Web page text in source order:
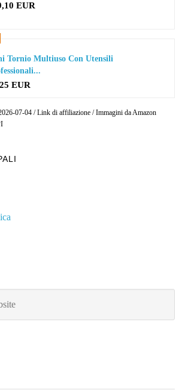
EUR
Tornio Multiuso Con Utensili
EUR
07-04 / Link di affiliazione / Immagini da Amazon